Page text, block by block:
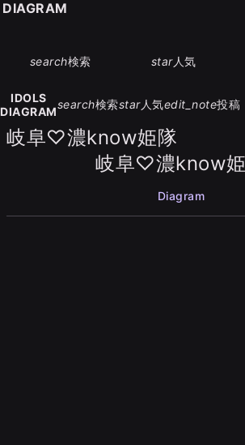
search検索 star人気
IDOLS
DIAGRAM
search検索star人気edit_note投稿
岐阜♡濃know姫隊
岐阜♡濃know
Diagram